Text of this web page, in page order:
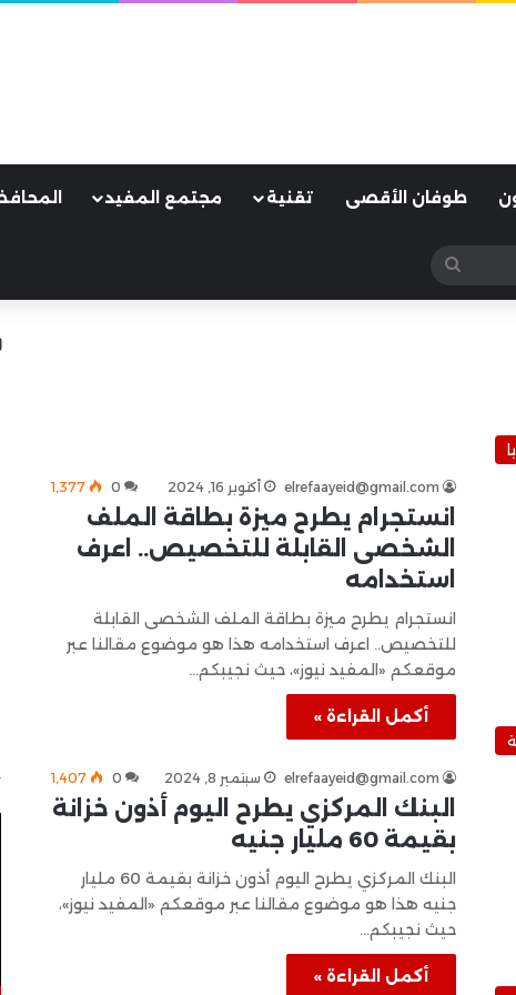
طوفان الأقصى تقنية مجتمع المفيد
بحث
عن
elrefaayeid@gmail.com أكتوبر 16, 2024 0 1٬377
انستجرام يطرح ميزة بطاقة الملف
الشخصى القابلة للتخصيص.. اعرف
استخدامه
انستجرام يطرح ميزة بطاقة الملف الشخصى القابلة
للتخصيص.. اعرف استخدامه هذا هو موضوع مقالنا عبر
موقعكم «المفيد نيوز»، حيث نجيبكم…
أكمل القراءة »
elrefaayeid@gmail.com سبتمبر 8, 2024 0 1٬407
البنك المركزي يطرح اليوم أذون خزانة
بقيمة 60 مليار جنيه
البنك المركزي يطرح اليوم أذون خزانة بقيمة 60 مليار
جنيه هذا هو موضوع مقالنا عبر موقعكم «المفيد نيوز»،
حيث نجيبكم…
أكمل القراءة »